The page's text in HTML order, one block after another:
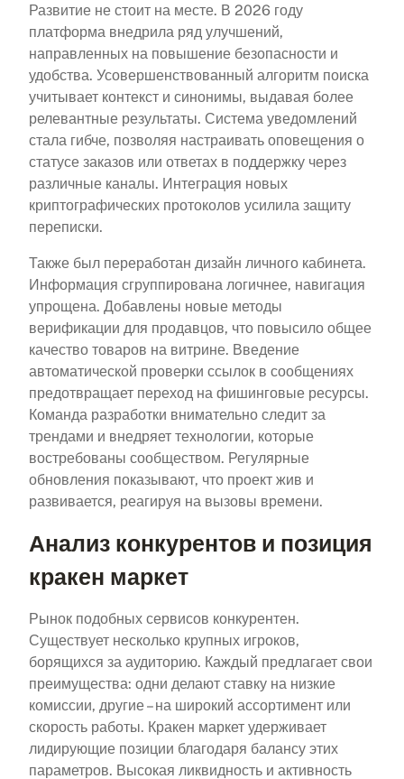
Развитие не стоит на месте. В 2026 году
платформа внедрила ряд улучшений,
направленных на повышение безопасности и
удобства. Усовершенствованный алгоритм поиска
учитывает контекст и синонимы, выдавая более
релевантные результаты. Система уведомлений
стала гибче, позволяя настраивать оповещения о
статусе заказов или ответах в поддержку через
различные каналы. Интеграция новых
криптографических протоколов усилила защиту
переписки.
Также был переработан дизайн личного кабинета.
Информация сгруппирована логичнее, навигация
упрощена. Добавлены новые методы
верификации для продавцов, что повысило общее
качество товаров на витрине. Введение
автоматической проверки ссылок в сообщениях
предотвращает переход на фишинговые ресурсы.
Команда разработки внимательно следит за
трендами и внедряет технологии, которые
востребованы сообществом. Регулярные
обновления показывают, что проект жив и
развивается, реагируя на вызовы времени.
Анализ конкурентов и позиция
кракен маркет
Рынок подобных сервисов конкурентен.
Существует несколько крупных игроков,
борящихся за аудиторию. Каждый предлагает свои
преимущества: одни делают ставку на низкие
комиссии, другие – на широкий ассортимент или
скорость работы. Кракен маркет удерживает
лидирующие позиции благодаря балансу этих
параметров. Высокая ликвидность и активность